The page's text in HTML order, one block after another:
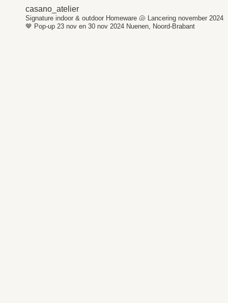
casano_atelier
Signature indoor & outdoor Homeware 🐚 Lancering november 2024
🤎 Pop-up 23 nov en 30 nov 2024 Nuenen, Noord-Brabant